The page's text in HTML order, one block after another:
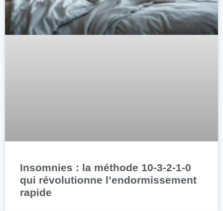
Insomnies : la méthode 10-3-2-1-0
qui révolutionne l’endormissement
rapide